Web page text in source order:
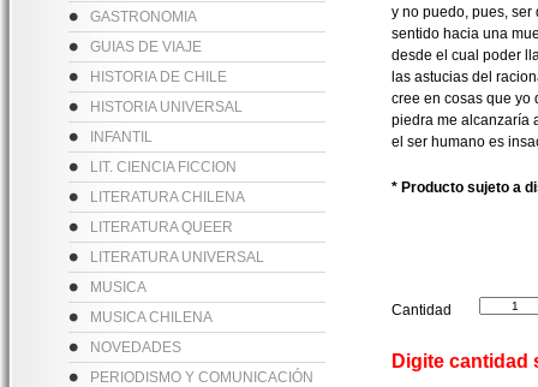
GASTRONOMIA
GUIAS DE VIAJE
HISTORIA DE CHILE
HISTORIA UNIVERSAL
INFANTIL
LIT. CIENCIA FICCION
LITERATURA CHILENA
LITERATURA QUEER
LITERATURA UNIVERSAL
MUSICA
MUSICA CHILENA
NOVEDADES
PERIODISMO Y COMUNICACIÓN
y no puedo, pues,
sentido hacia una
desde el cual poder
las astucias del
cree en cosas que yo
piedra me alcanzaría
el ser humano es
* Producto sujeto a
Cantidad
Digite